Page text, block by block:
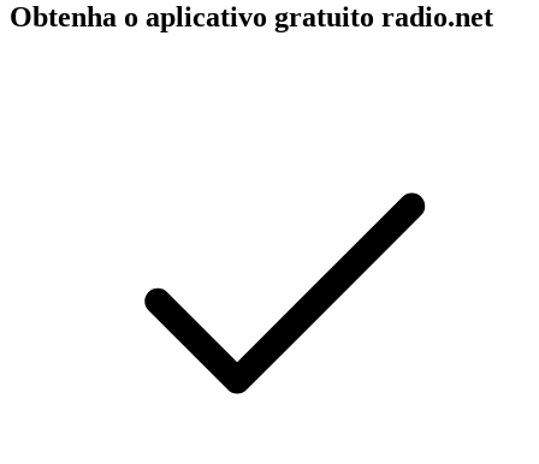
Obtenha o aplicativo gratuito radio.net